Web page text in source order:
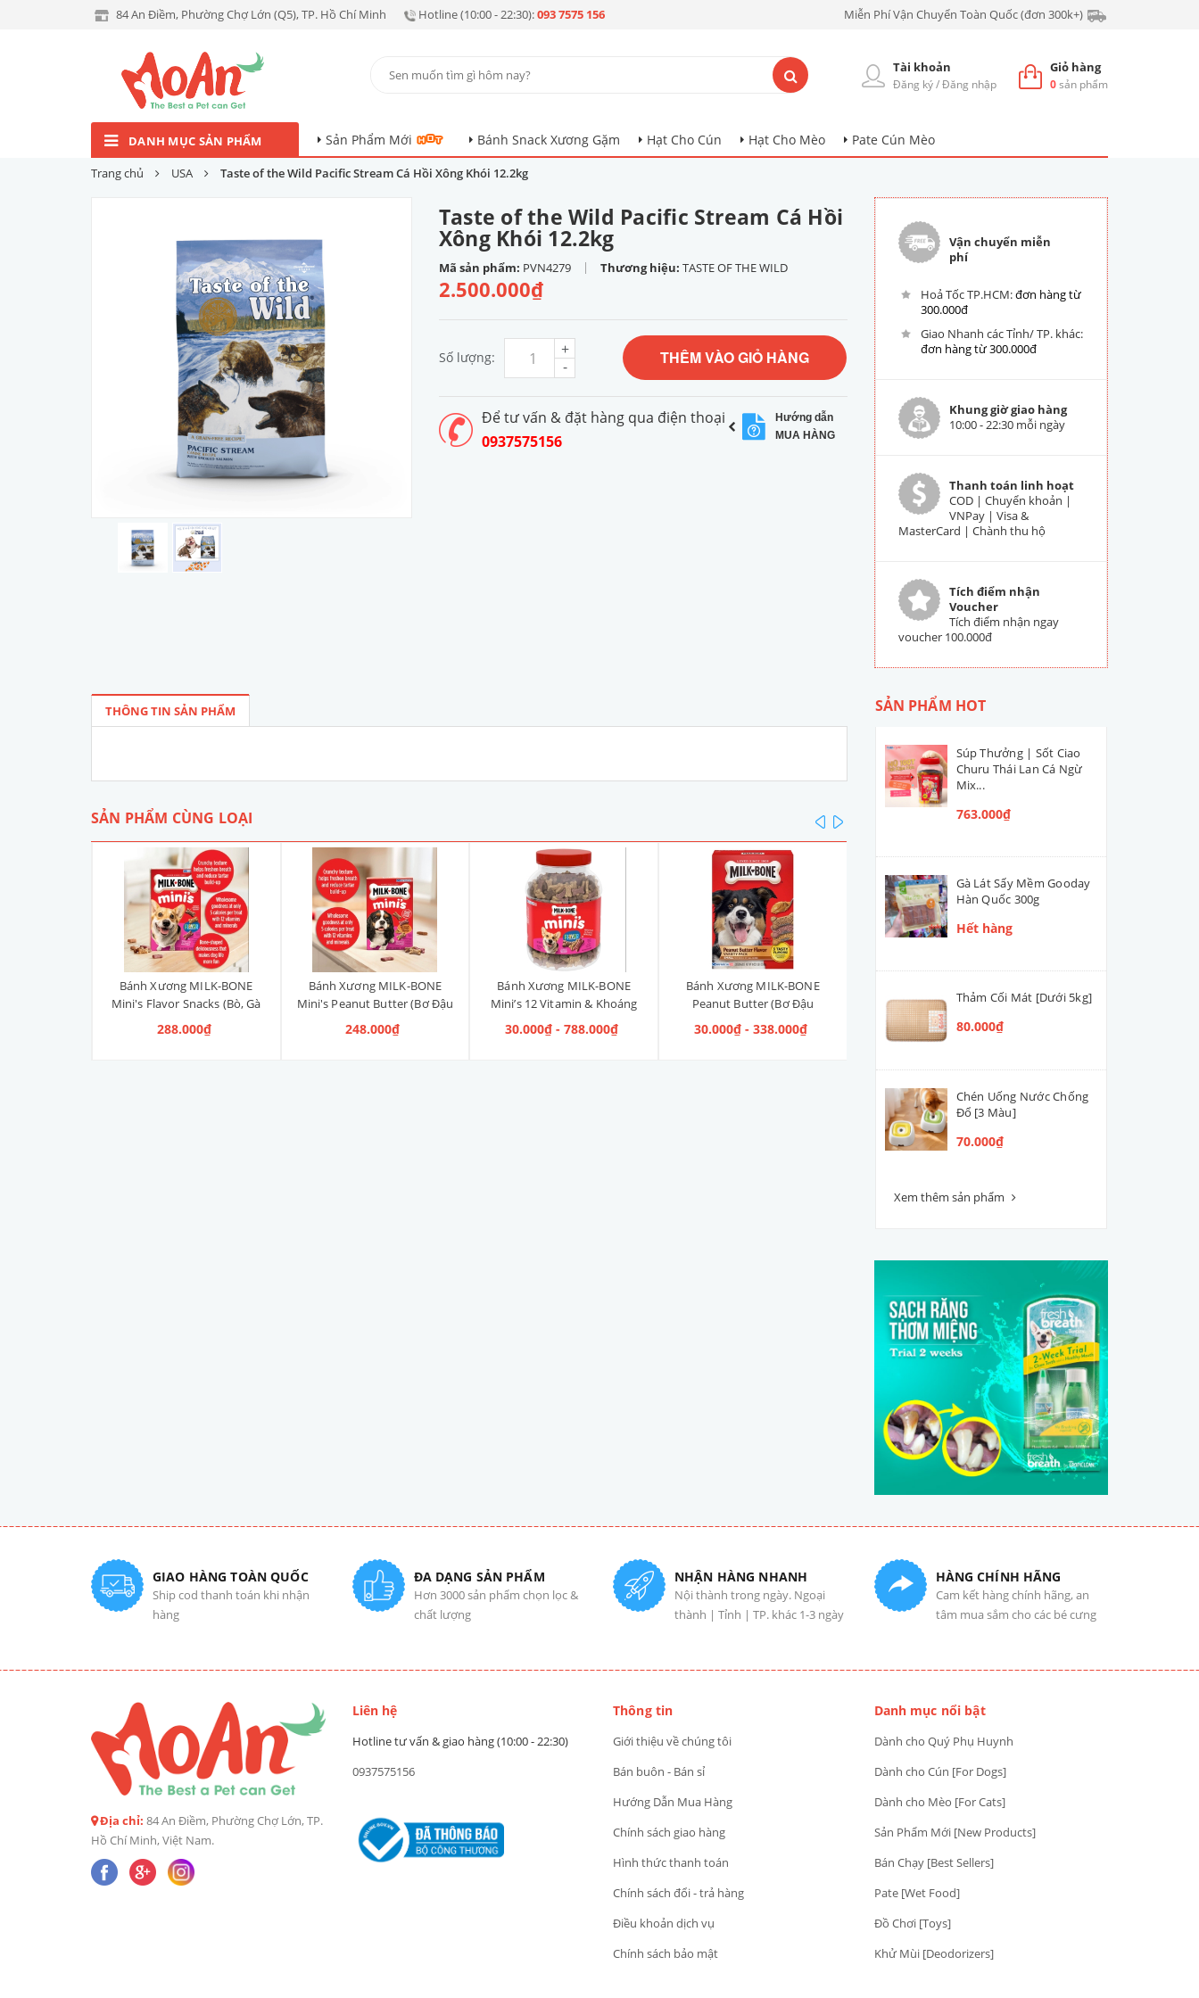
84 An Điềm, Phường Chợ Lớn (Q5), TP. Hồ Chí Minh Hotline (10:00 - 22:30):093 7575 156 Miễn Phí Vận Chuyển Toàn Quốc (đơn 300k+)
Giỏ hàng
0sản phẩm
Tài khoản
Đăng ký/Đăng nhập
DANH MỤC SẢN PHẨM Sản Phẩm Mới Bánh Snack Xương Gặm Hạt Cho Cún Hạt Cho Mèo Pate Cún Mèo
Trang chủ USA Taste of the Wild Pacific Stream Cá Hồi Xông Khói 12.2kg
Taste of the Wild Pacific Stream Cá Hồi
Xông Khói 12.2kg
Mã sản phẩm: PVN4279 | Thương hiệu: TASTE OF THE WILD
2.500.000₫
Số lượng: -
+ THÊM VÀO GIỎ HÀNG
Để tư vấn & đặt hàng qua điện thoại
0937575156
Hướng dẫn
MUA HÀNG
Vận chuyển miễn
phí
Hoả Tốc TP.HCM:đơn hàng từ
300.000đ
Giao Nhanh các Tỉnh/ TP. khác:
đơn hàng từ 300.000đ
Khung giờ giao hàng
10:00 - 22:30 mỗi ngày
Thanh toán linh hoạt
COD | Chuyển khoản |
VNPay | Visa &
MasterCard | Chành thu hộ
Tích điểm nhận
Voucher
Tích điểm nhận ngay
voucher 100.000đ
THÔNG TIN SẢN PHẨM
SẢN PHẨM CÙNG LOẠI
Bánh Xương MILK-BONE
Mini's Flavor Snacks (Bò, Gà
& Heo Xông Khói) 425g
288.000₫
Bánh Xương MILK-BONE
Mini's Peanut Butter (Bơ Đậu
Phộng) 425g
248.000₫
Bánh Xương MILK-BONE
Mini’s 12 Vitamin & Khoáng
(size mini)
30.000₫ - 788.000₫
Bánh Xương MILK-BONE
Peanut Butter (Bơ Đậu
Phộng, Xông Khói & Bơ Đậu
Phộng, Mật Ong & Bơ Đậu
30.000₫ - 338.000₫
Greenies
45.000₫ - 1.565.000₫
Maro Snacks Bacon (Heo
prev
SẢN PHẨM HOT
Súp Thưởng | Sốt Ciao
Churu Thái Lan Cá Ngừ
Mix...
763.000₫
Gà Lát Sấy Mềm Gooday
Hàn Quốc 300g
Hết hàng
Thảm Cối Mát [Dưới 5kg]
80.000₫
Chén Uống Nước Chống
Đổ [3 Màu]
70.000₫
Xem thêm sản phẩm
GIAO HÀNG TOÀN QUỐC
Ship cod thanh toán khi nhận
hàng
ĐA DẠNG SẢN PHẨM
Hơn 3000 sản phẩm chọn lọc &
chất lượng
NHẬN HÀNG NHANH
Nội thành trong ngày. Ngoại
thành | Tỉnh | TP. khác 1-3 ngày
HÀNG CHÍNH HÃNG
Cam kết hàng chính hãng, an
tâm mua sắm cho các bé cưng
Địa chỉ: 84 An Điềm, Phường Chợ Lớn, TP.
Hồ Chí Minh, Việt Nam.
Liên hệ
Hotline tư vấn & giao hàng (10:00 - 22:30)
0937575156
Thông tin
Giới thiệu về chúng tôi
Bán buôn - Bán sỉ
Hướng Dẫn Mua Hàng
Chính sách giao hàng
Hình thức thanh toán
Chính sách đổi - trả hàng
Điều khoản dịch vụ
Chính sách bảo mật
Danh mục nổi bật
Dành cho Quý Phụ Huynh
Dành cho Cún [For Dogs]
Dành cho Mèo [For Cats]
Sản Phẩm Mới [New Products]
Bán Chạy [Best Sellers]
Pate [Wet Food]
Đồ Chơi [Toys]
Khử Mùi [Deodorizers]